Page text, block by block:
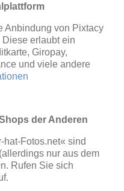
Anbindung von Pixtacy
Diese erlaubt ein
Giropay,
und viele andere
der Anderen
hat-Fotos.net« sind
nur aus dem
Rufen Sie sich